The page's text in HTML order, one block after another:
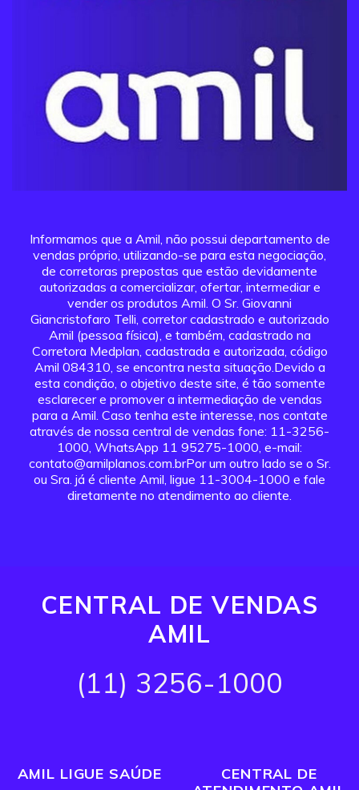
Informamos que a Amil, não possui departamento de
vendas próprio, utilizando-se para esta negociação,
de corretoras prepostas que estão devidamente
autorizadas a comercializar, ofertar, intermediar e
vender os produtos Amil. O Sr. Giovanni
Giancristofaro Telli, corretor cadastrado e autorizado
Amil (pessoa física), e também, cadastrado na
Corretora Medplan, cadastrada e autorizada, código
Amil 084310, se encontra nesta situação.Devido a
esta condição, o objetivo deste site, é tão somente
esclarecer e promover a intermediação de vendas
para a Amil. Caso tenha este interesse, nos contate
através de nossa central de vendas fone: 11-3256-
1000, WhatsApp 11 95275-1000, e-mail:
contato@amilplanos.com.brPor um outro lado se o Sr.
ou Sra. já é cliente Amil, ligue 11-3004-1000 e fale
diretamente no atendimento ao cliente.
CENTRAL DE VENDAS
AMIL
(11) 3256-1000
AMIL LIGUE SAÚDE
CENTRAL DE